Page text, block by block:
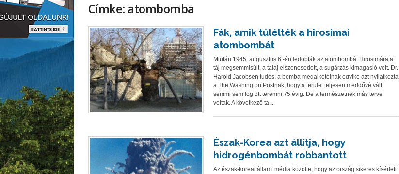
Címke: atombomba
Fák, amik túlélték a hirosimai
atombombát
Miután 1945. augusztus 6.-án ledobták az atombombát Hirosimára a
táj megsemmisült, a talaj elszenesedett, a sugárzás kimagasló volt. Dr.
Harold Jacobsen tudós, a bomba megalkotóinak egyike azt nyilatkozta
a The Washington Postnak, hogy a terület teljesen meddővé vált,
semmi sem fog ott teremni 75 évig. De a természetnek más tervei
voltak. A következő ta...
Észak-Korea azt állítja, hogy
hidrogénbombát robbantott
Az észak-koreai állami média közölte, hogy az ország sikeres kísérleti